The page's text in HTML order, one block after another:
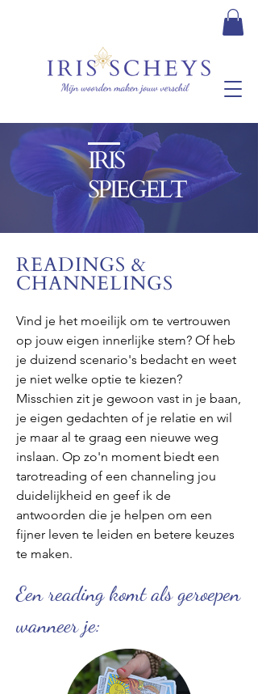
IRIS
SPIEGELT
READINGS &
CHANNELINGS
Vind je het moeilijk om te vertrouwen
op jouw eigen innerlijke stem? Of heb
je duizend scenario's bedacht en weet
je niet welke optie te kiezen?
Misschien zit je gewoon vast in je baan,
je eigen gedachten of je relatie en wil
je maar al te graag een nieuwe weg
inslaan. Op zo'n moment biedt een
tarotreading of een channeling jou
duidelijkheid en geef ik de
antwoorden die je helpen om een
fijner leven te leiden en betere keuzes
te maken.
​Een reading komt als geroepen
wanneer je: